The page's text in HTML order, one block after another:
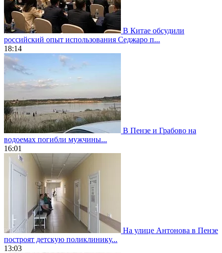
В Китае обсудили
российский опыт использования Седжаро п...
18:14
В Пензе и Грабово на
водоемах погибли мужчины...
16:01
На улице Антонова в Пензе
построят детскую поликлинику...
13:03